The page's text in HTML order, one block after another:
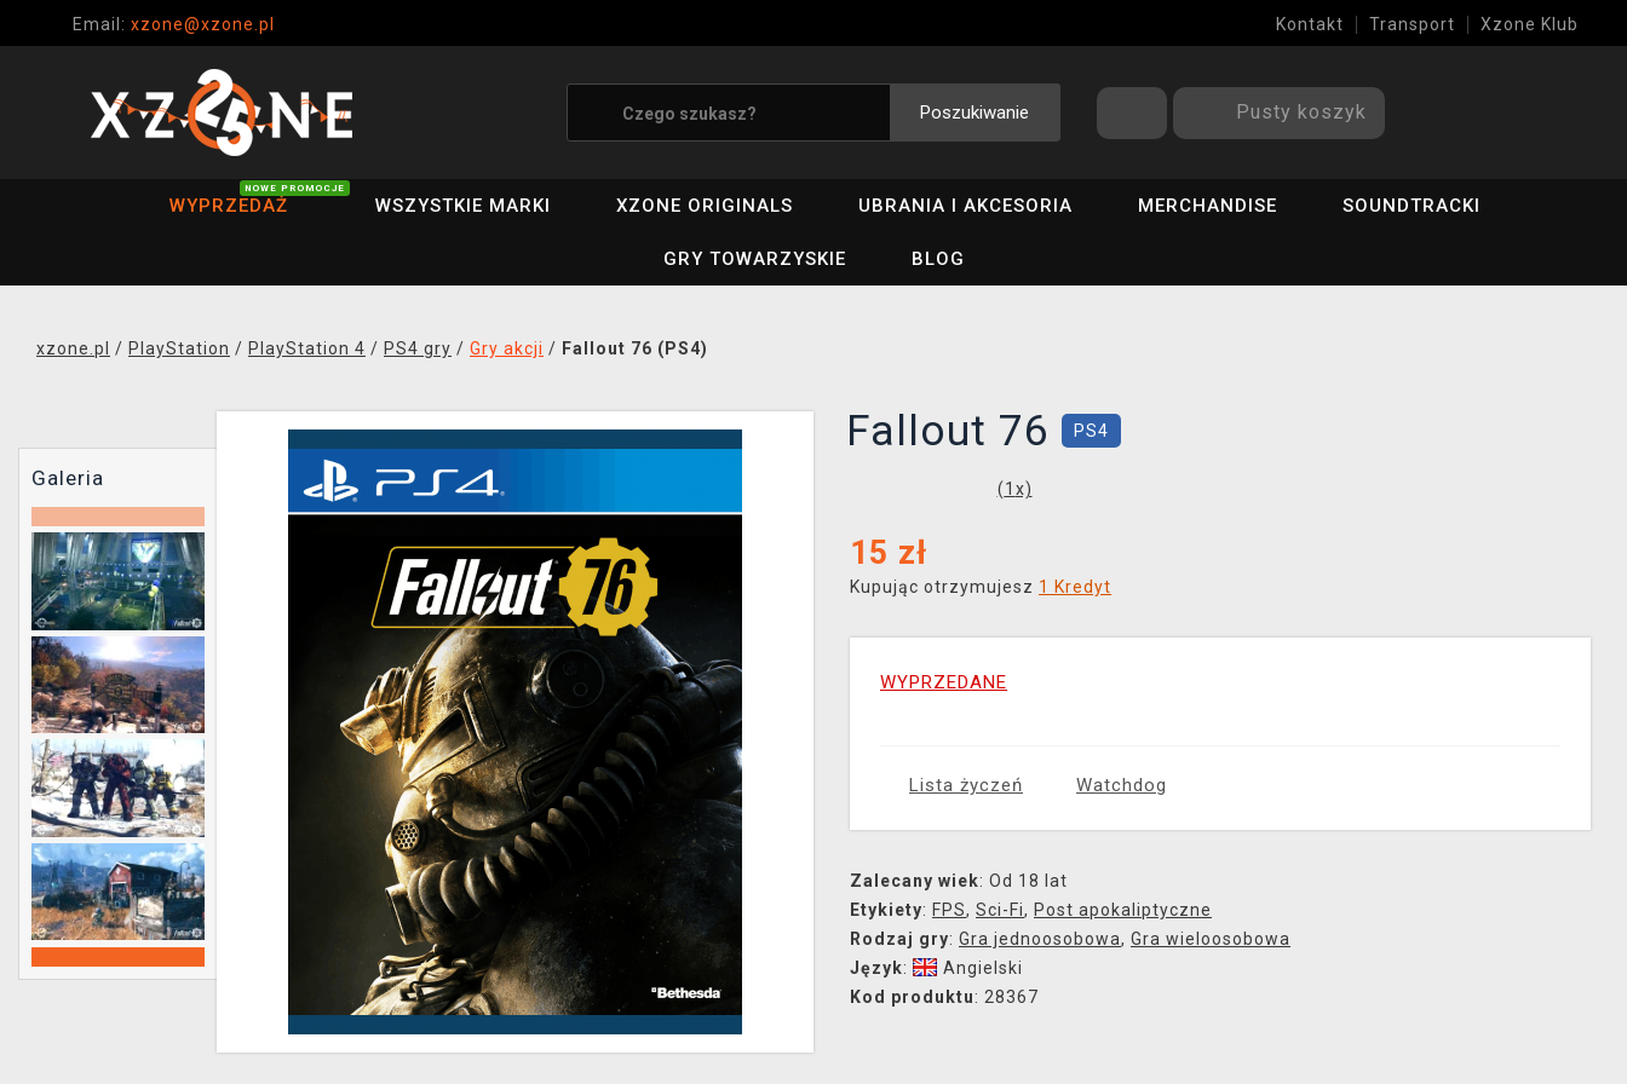
Email: xzone@xzone.pl Kontakt Transport Xzone Klub
Poszukiwanie Pusty koszyk
WYPRZEDAŻ
NOWE PROMOCJE
WSZYSTKIE MARKI XZONE ORIGINALS UBRANIA I AKCESORIA MERCHANDISE SOUNDTRACKI
GRY TOWARZYSKIE BLOG
xzone.pl / PlayStation / PlayStation 4 / PS4 gry / Gry akcji / Fallout 76 (PS4)
Galeria
Fallout 76 PS4
(1 x)
15 zł
Kupując otrzymujesz 1 Kredyt
WYPRZEDANE
Lista życzeń Watchdog
Zalecany wiek: Od 18 lat
Etykiety: FPS, Sci-Fi, Post apokaliptyczne
Rodzaj gry: Gra jednoosobowa, Gra wieloosobowa
Język:
Angielski
Kod produktu: 28367